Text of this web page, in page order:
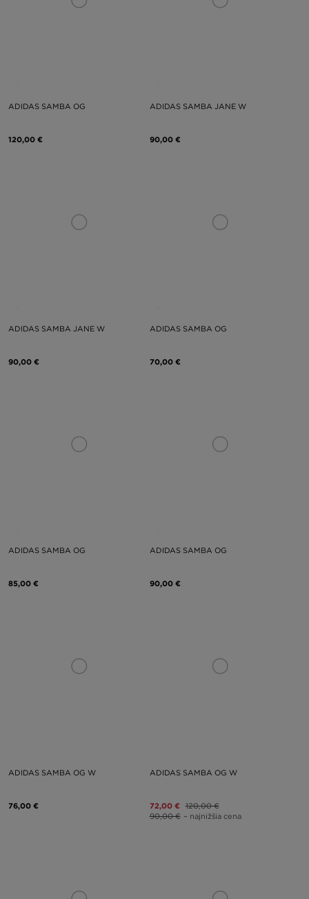
ADIDAS SAMBA OG
120,00 €
ADIDAS SAMBA JANE W
90,00 €
ADIDAS SAMBA JANE W
90,00 €
ADIDAS SAMBA OG
70,00 €
ADIDAS SAMBA OG
85,00 €
ADIDAS SAMBA OG
90,00 €
ADIDAS SAMBA OG W
76,00 €
ADIDAS SAMBA OG W
72,00 € 120,00 €
90,00 € – najnižšia cena